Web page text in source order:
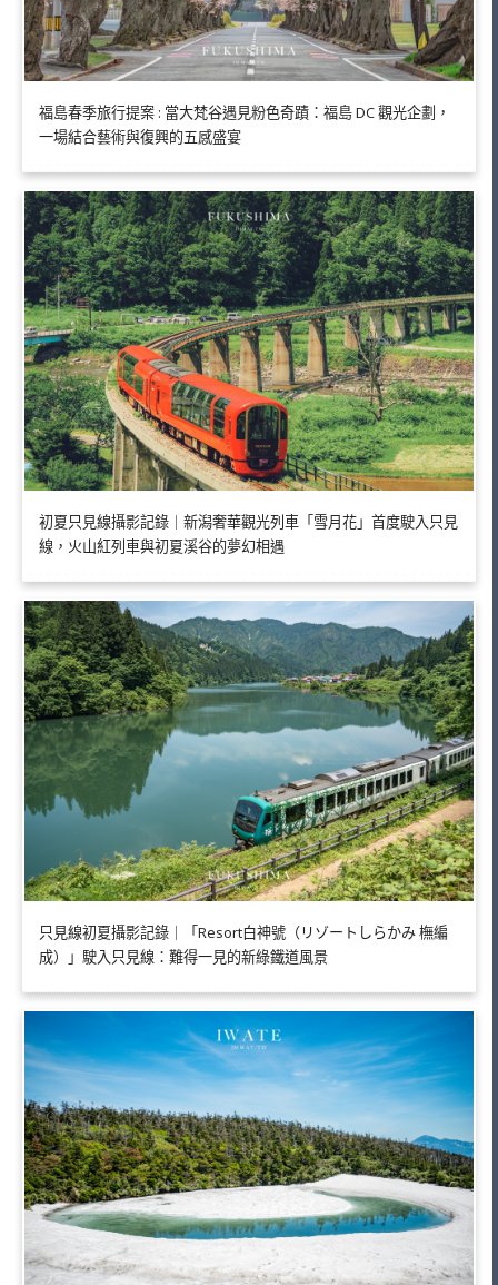
福島春季旅行提案 : 當大梵谷遇見粉色奇蹟：福島 DC 觀光企劃，
一場結合藝術與復興的五感盛宴
初夏只見線攝影記錄｜新潟奢華觀光列車「雪月花」首度駛入只見
線，火山紅列車與初夏溪谷的夢幻相遇
只見線初夏攝影記錄｜「Resort白神號（リゾートしらかみ 橅編
成）」駛入只見線：難得一見的新綠鐵道風景